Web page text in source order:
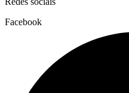
Facebook